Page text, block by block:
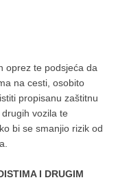
oprez te podsjeća da
na cesti, osobito
propisanu zaštitnu
vozila te
bi se smanjio rizik od
I DRUGIM